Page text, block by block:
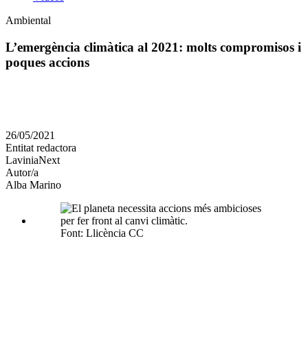
Àmbit
la
notícia
Ambiental
L’emergència climàtica al 2021: molts compromisos i
poques accions
en
altres
xarxes
socials
26/05/2021
Entitat redactora
LaviniaNext
Autor/a
Alba Marino
Font: Llicència CC